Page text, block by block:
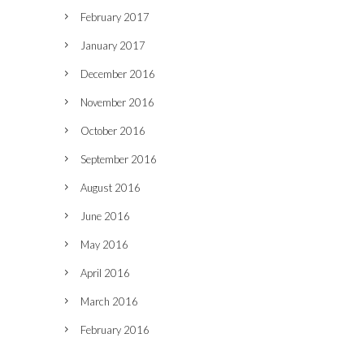
February 2017
January 2017
December 2016
November 2016
October 2016
September 2016
August 2016
June 2016
May 2016
April 2016
March 2016
February 2016